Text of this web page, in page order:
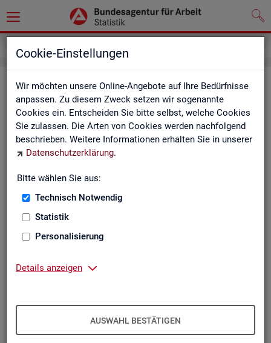
Cookie-Einstellungen
Wir möchten unsere Online-Angebote auf Ihre Bedürfnisse
anpassen. Zu diesem Zweck setzen wir sogenannte
Cookies ein. Entscheiden Sie bitte selbst, welche Cookies
Sie zulassen. Die Arten von Cookies werden nachfolgend
beschrieben. Weitere Informationen erhalten Sie in unserer
Datenschutzerklärung.
Bitte wählen Sie aus:
Technisch Notwendig
Statistik
Personalisierung
Details anzeigen
AUSWAHL BESTÄTIGEN
Wei­te­re Sta­tis­tik­an­ge­bo­te
Hier er­hal­ten Sie eine Aus­wahl wei­te­rer Sta­tis­tik­an­ge­bo­te an­
de­rer In­sti­tu­tio­nen: